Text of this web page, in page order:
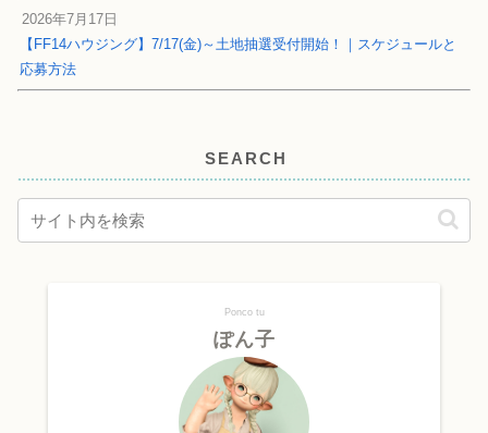
2026年7月17日
【FF14ハウジング】7/17(金)～土地抽選受付開始！｜スケジュールと
応募方法
SEARCH
Ponco tu
ぽん子